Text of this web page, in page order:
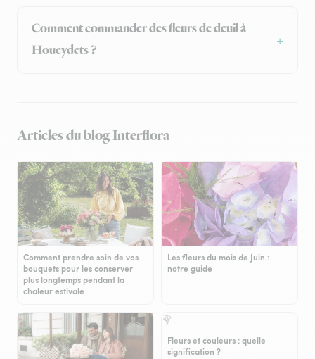
Comment commander des fleurs de deuil à
Houeydets ?
Articles du blog Interflora
Comment prendre soin de vos
bouquets pour les conserver
plus longtemps pendant la
chaleur estivale
Les fleurs du mois de Juin :
notre guide
Fleurs et couleurs : quelle
signification ?